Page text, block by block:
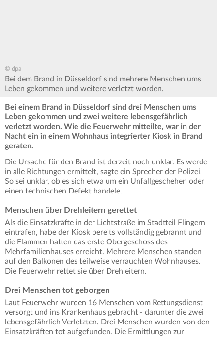
© dpa
Bei dem Brand in Düsseldorf sind mehrere Menschen ums
Leben gekommen und weitere verletzt worden.
Bei einem Brand in Düsseldorf sind drei Menschen ums
Leben gekommen und zwei weitere lebensgefährlich
verletzt worden. Wie die Feuerwehr mitteilte, war in der
Nacht ein in einem Wohnhaus integrierter Kiosk in Brand
geraten.
Die Ursache für den Brand ist derzeit noch unklar. Es werde
in alle Richtungen ermittelt, sagte ein Sprecher der Polizei.
So sei unklar, ob es sich etwa um ein Unfallgeschehen oder
einen technischen Defekt handele.
Menschen über Drehleitern gerettet
Als die Einsatzkräfte in der Lichtstraße im Stadtteil Flingern
eintrafen, habe der Kiosk bereits vollständig gebrannt und
die Flammen hatten das erste Obergeschoss des
Mehrfamilienhauses erreicht. Mehrere Menschen standen
auf den Balkonen des teilweise verrauchten Wohnhauses.
Die Feuerwehr rettet sie über Drehleitern.
Drei Menschen tot geborgen
Laut Feuerwehr wurden 16 Menschen vom Rettungsdienst
versorgt und ins Krankenhaus gebracht - darunter die zwei
lebensgefährlich Verletzten. Drei Menschen wurden von den
Einsatzkräften tot aufgefunden. Die Ermittlungen zur